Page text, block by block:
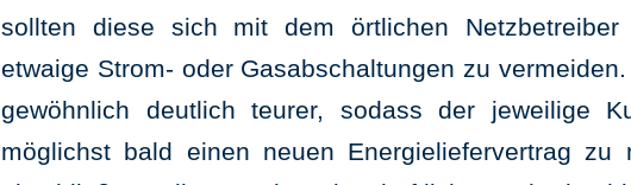
sollten diese sich mit dem örtlichen
etwaige Strom- oder Gasabschaltungen zu
gewöhnlich deutlich teurer, sodass der jeweilige
möglichst bald einen neuen Energieliefervertrag zu